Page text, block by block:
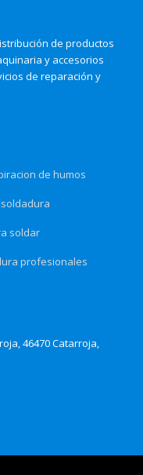
de productos
y accesorios
de reparación y
de humos
soldar
profesionales
46470 Catarroja,